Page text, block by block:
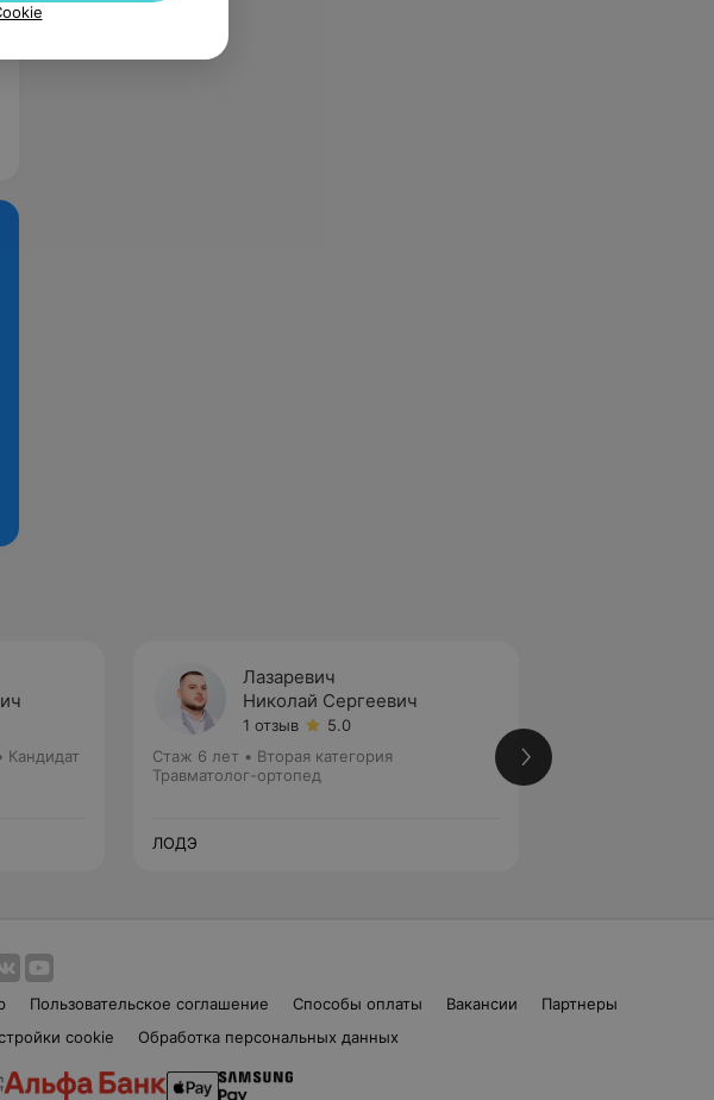
Кандидат
Лазаревич
Николай Сергеевич
1 отзыв
5.0
Стаж 6 лет • Вторая категория
Травматолог-ортопед
ЛОДЭ
Пользовательское соглашение Способы оплаты Вакансии
Партнеры
cookie Обработка персональных данных